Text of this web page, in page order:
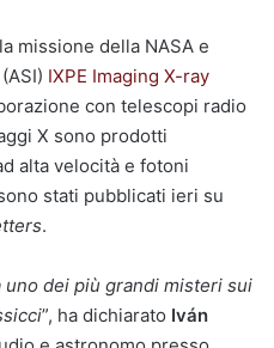
missione della NASA e
IXPE Imaging X-ray
con telescopi radio
X sono prodotti
alta velocità e fotoni
stati pubblicati ieri su
.
dei più grandi misteri sui
”, ha dichiarato Iván